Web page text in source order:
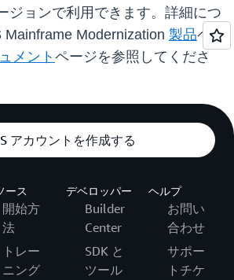
ジョンで利用できます。詳細につ
Mainframe Modernization 製品ペー
メント ページを参照してくださ
アカウントを作成する
ース
開始方
法
トレー
ニング
デベロッパー
Builder
Center
SDK と
ツール
ヘルプ
お問い
合わせ
サポー
トチケ